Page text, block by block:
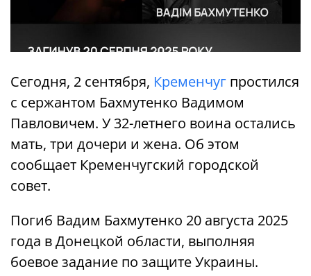
Сегодня, 2 сентября, Кременчуг простился
с сержантом Бахмутенко Вадимом
Павловичем. У 32-летнего воина остались
мать, три дочери и жена. Об этом
сообщает Кременчугский городской
совет.
Погиб Вадим Бахмутенко 20 августа 2025
года в Донецкой области, выполняя
боевое задание по защите Украины.